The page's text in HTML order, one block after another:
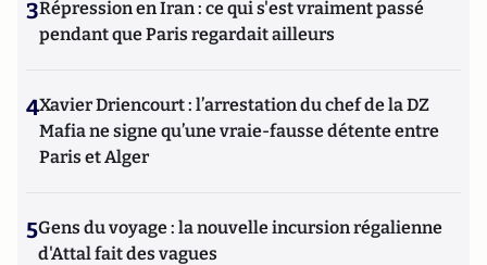
3Répression en Iran : ce qui s'est vraiment passé
pendant que Paris regardait ailleurs
4Xavier Driencourt : l’arrestation du chef de la DZ
Mafia ne signe qu’une vraie-fausse détente entre
Paris et Alger
5Gens du voyage : la nouvelle incursion régalienne
d'Attal fait des vagues